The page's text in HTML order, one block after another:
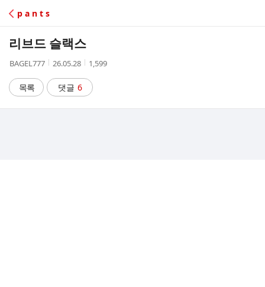
C
A
p a n t s
리브드 슬랙스
작
자
BAGEL777
작
시
간
26.05.28
조
수
1,599
목록 댓글 6